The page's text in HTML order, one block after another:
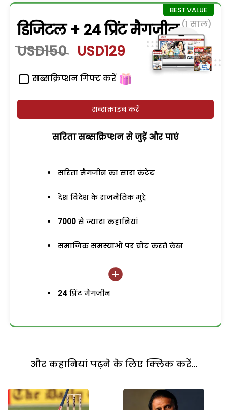
डिजिटल + 24 प्रिंट मैगजीन (1 साल)
USD150 USD129
सब्सक्रिप्शन गिफ्ट करें
सब्सक्राइब करें
सरिता सब्सक्रिप्शन से जुड़ेें और पाएं
सरिता मैगजीन का सारा कंटेंट
देश विदेश के राजनैतिक मुद्दे
7000 से ज्यादा कहानियां
समाजिक समस्याओं पर चोट करते लेख
24 प्रिंट मैगजीन
और कहानियां पढ़ने के लिए क्लिक करें...